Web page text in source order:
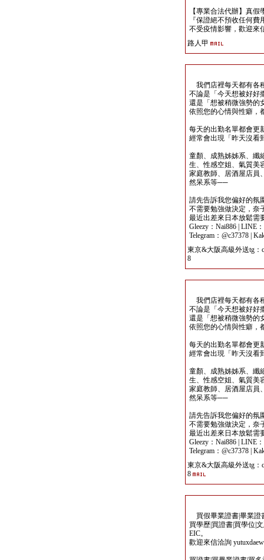
【專業合法代辦】真
『保證絕不預收任何
不受疫情影響，歡迎來
路人甲
我們店裡每天都有各
不論是「今天想被好好
還是「想被稍微強勢的
依照您的心情與性癖，
每天的出勤名單都會更
經常會出現「昨天沒看
童顏、成熟姊姊系、纖
生、性感空姐、氣質美
家庭教師、居酒屋店員
然呆系等──
請先告訴我您偏好的氛
不需要勉強做決定，奈
最近出差來日本放鬆需
Gleezy：Nai886 | LINE
Telegram：@c37378 |
東京&大阪高級外送tg：
8
我們店裡每天都有各
不論是「今天想被好好
還是「想被稍微強勢的
依照您的心情與性癖，
每天的出勤名單都會更
經常會出現「昨天沒看
童顏、成熟姊姊系、纖
生、性感空姐、氣質美
家庭教師、居酒屋店員
然呆系等──
請先告訴我您偏好的氛
不需要勉強做決定，奈
最近出差來日本放鬆需
Gleezy：Nai886 | LINE
Telegram：@c37378 |
東京&大阪高級外送tg：
8
買假畢業證書|畢業證
買學歷|買證書|買學位|
EIC。
歡迎來信洽詢